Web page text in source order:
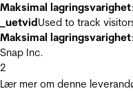
Maksimal lagringsvarighet
_uetvidUsed to track
Maksimal lagringsvarighet
Snap Inc.
2
Lær mer om denne